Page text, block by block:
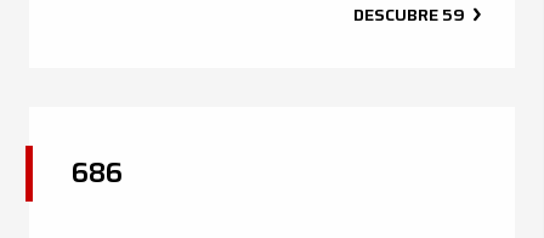
DESCUBRE59
686